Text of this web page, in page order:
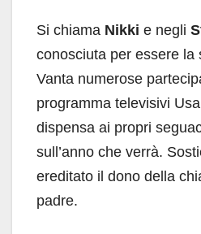
Si chiama Nikki e negli
conosciuta per essere la
Vanta numerose
programma televisivi
dispensa ai propri
sull’anno che verrà.
ereditato il dono della
padre.